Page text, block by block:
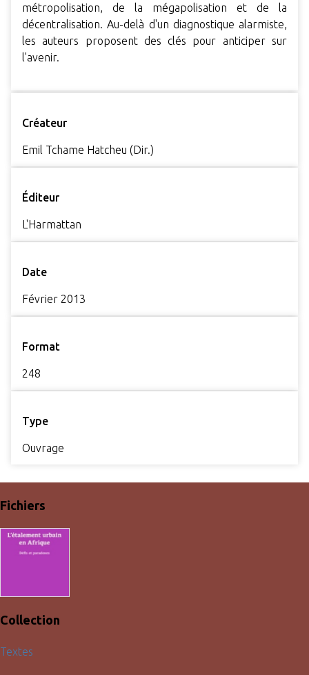
métropolisation, de la mégapolisation et de la
décentralisation. Au-delà d'un diagnostique alarmiste,
les auteurs proposent des clés pour anticiper sur
l'avenir.
Créateur
Emil Tchame Hatcheu (Dir.)
Éditeur
L'Harmattan
Date
Février 2013
Format
248
Type
Ouvrage
Fichiers
Collection
Textes